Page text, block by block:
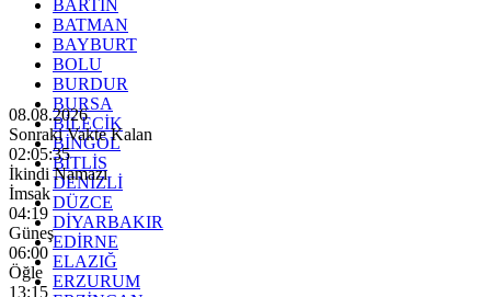
BARTIN
BATMAN
BAYBURT
BOLU
BURDUR
BURSA
BİLECİK
BİNGÖL
BİTLİS
DENİZLİ
DÜZCE
DİYARBAKIR
EDİRNE
ELAZIĞ
ERZURUM
08.08.2026
Sonraki Vakte Kalan
02:05:33
İkindi Namazı
İmsak
04:19
Güneş
06:00
Öğle
13:15